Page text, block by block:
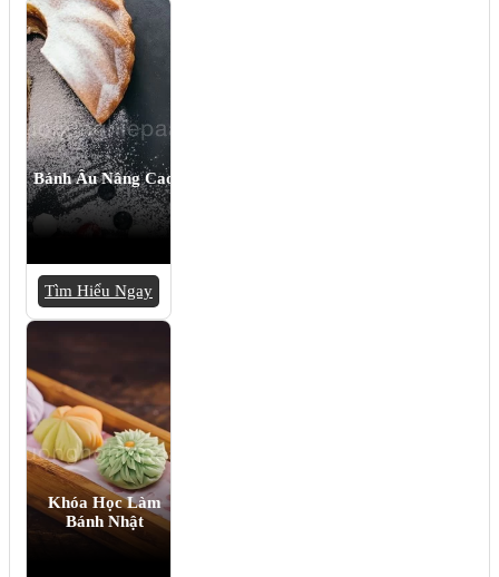
Bánh Âu Nâng Cao
Tìm Hiểu Ngay
Khóa Học Làm
Bánh Nhật